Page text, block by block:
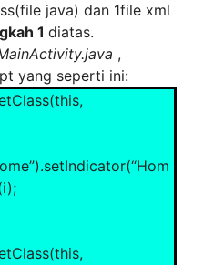
activity>
activity>
java) dan 1file xml
1 diatas.
,
yang seperti ini: